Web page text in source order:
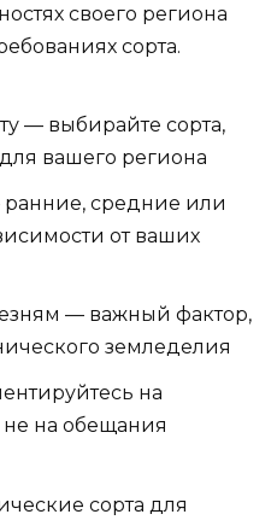
своего региона
сорта.
— выбирайте сорта,
вашего региона
средние или
от ваших
— важный фактор,
земледелия
на
не на обещания
сорта для